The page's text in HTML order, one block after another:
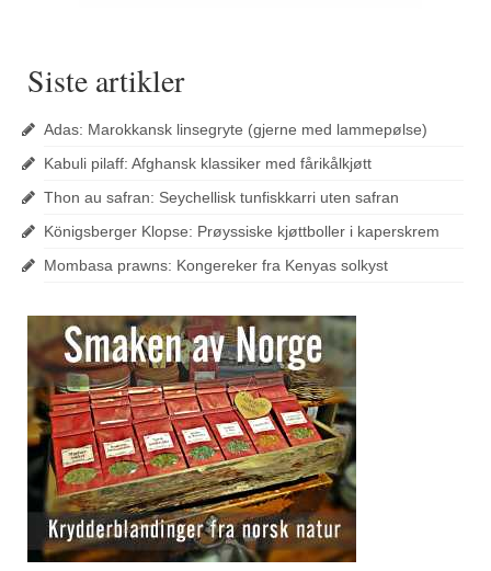
Siste artikler
Adas: Marokkansk linsegryte (gjerne med lammepølse)
Kabuli pilaff: Afghansk klassiker med fårikålkjøtt
Thon au safran: Seychellisk tunfiskkarri uten safran
Königsberger Klopse: Prøyssiske kjøttboller i kaperskrem
Mombasa prawns: Kongereker fra Kenyas solkyst